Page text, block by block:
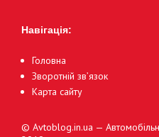
Навігація:
Головна
Зворотній зв’язок
Карта сайту
© Avtoblog.in.ua —